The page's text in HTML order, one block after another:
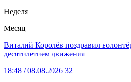
Неделя
Месяц
Виталий Королёв поздравил
десятилетием движения
18:48 / 08.08.2026 32